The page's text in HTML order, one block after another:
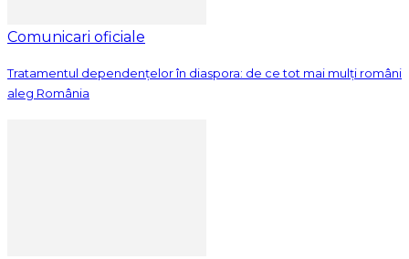
Comunicari oficiale
Tratamentul dependențelor în diaspora: de ce tot mai mulți români
aleg România